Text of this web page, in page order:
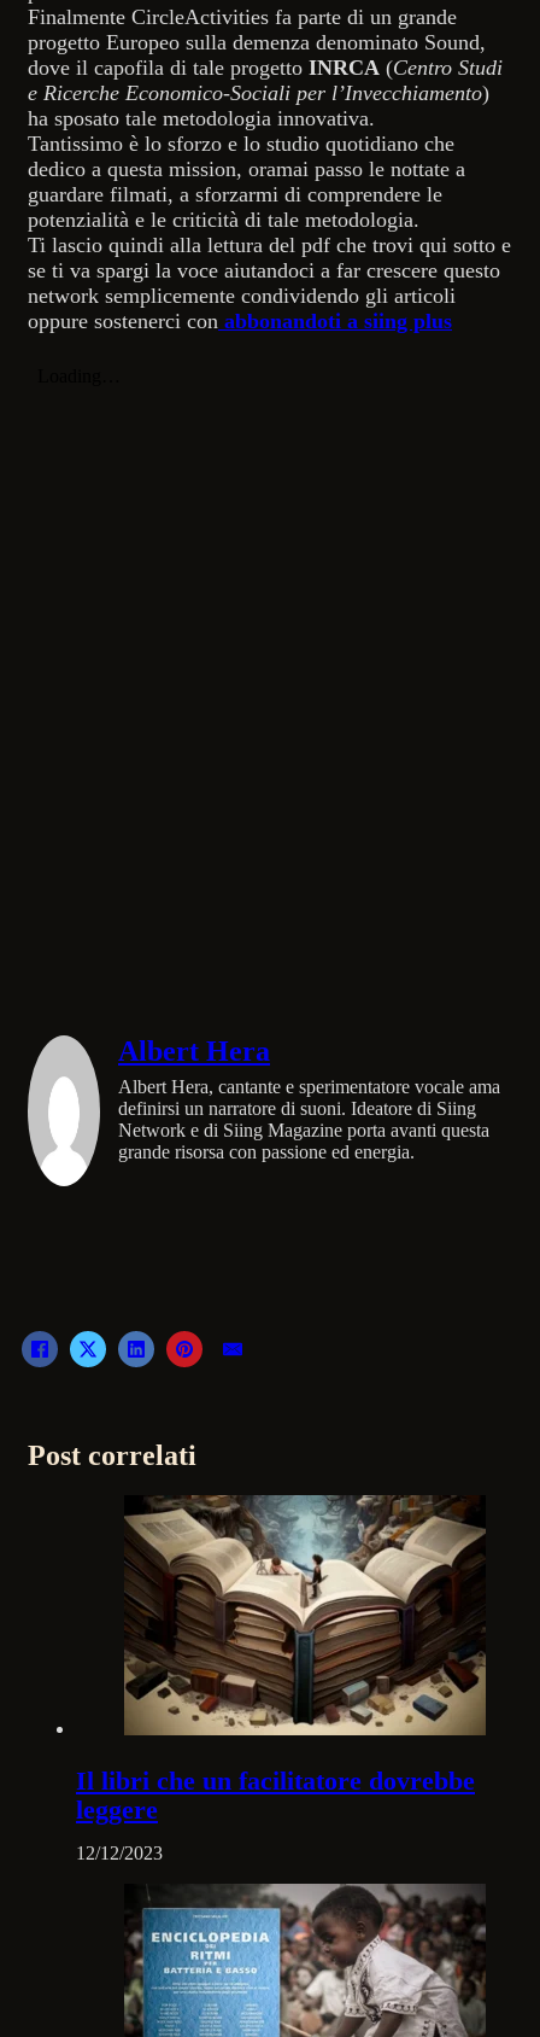
Finalmente CircleActivities fa parte di un grande
progetto Europeo sulla demenza denominato Sound,
dove il capofila di tale progetto INRCA (Centro Studi
e Ricerche Economico-Sociali per l’Invecchiamento)
ha sposato tale metodologia innovativa.
Tantissimo è lo sforzo e lo studio quotidiano che
dedico a questa mission, oramai passo le nottate a
guardare filmati, a sforzarmi di comprendere le
potenzialità e le criticità di tale metodologia.
Ti lascio quindi alla lettura del pdf che trovi qui sotto e
se ti va spargi la voce aiutandoci a far crescere questo
network semplicemente condividendo gli articoli
oppure sostenerci con abbonandoti a siing plus
Albert Hera
Albert Hera, cantante e sperimentatore vocale ama
definirsi un narratore di suoni. Ideatore di Siing
Network e di Siing Magazine porta avanti questa
grande risorsa con passione ed energia.
Post correlati
Il libri che un facilitatore dovrebbe
leggere
12/12/2023